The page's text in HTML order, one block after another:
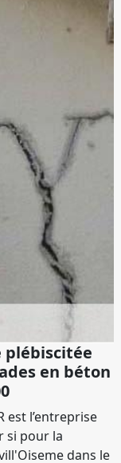
plébiscitée
en béton
est l’entreprise
si pour la
dans le